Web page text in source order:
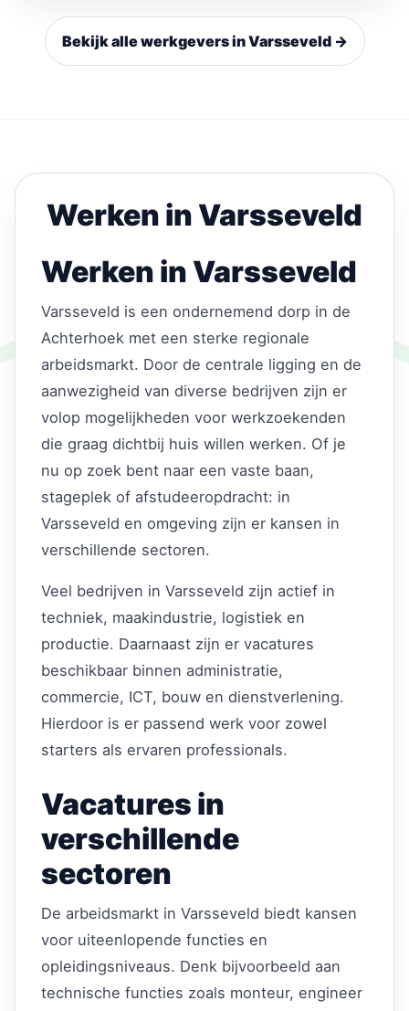
Bekijk alle werkgevers in Varsseveld →
Werken in Varsseveld
Werken in Varsseveld
Varsseveld is een ondernemend dorp in de
Achterhoek met een sterke regionale
arbeidsmarkt. Door de centrale ligging en de
aanwezigheid van diverse bedrijven zijn er
volop mogelijkheden voor werkzoekenden
die graag dichtbij huis willen werken. Of je
nu op zoek bent naar een vaste baan,
stageplek of afstudeeropdracht: in
Varsseveld en omgeving zijn er kansen in
verschillende sectoren.
Veel bedrijven in Varsseveld zijn actief in
techniek, maakindustrie, logistiek en
productie. Daarnaast zijn er vacatures
beschikbaar binnen administratie,
commercie, ICT, bouw en dienstverlening.
Hierdoor is er passend werk voor zowel
starters als ervaren professionals.
Vacatures in
verschillende
sectoren
De arbeidsmarkt in Varsseveld biedt kansen
voor uiteenlopende functies en
opleidingsniveaus. Denk bijvoorbeeld aan
technische functies zoals monteur, engineer